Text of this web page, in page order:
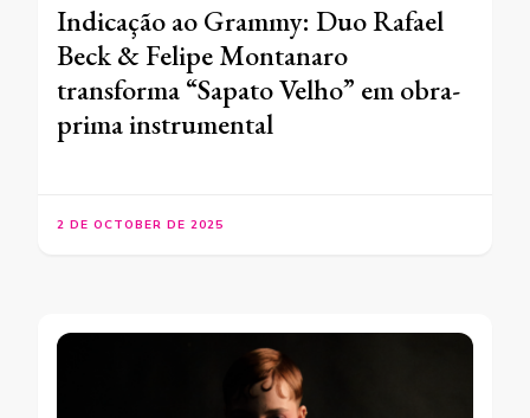
Indicação ao Grammy: Duo Rafael
Beck & Felipe Montanaro
transforma “Sapato Velho” em obra-
prima instrumental
2 DE OCTOBER DE 2025